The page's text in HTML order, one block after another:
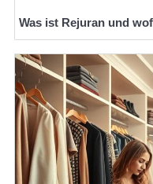
Was ist Rejuran und